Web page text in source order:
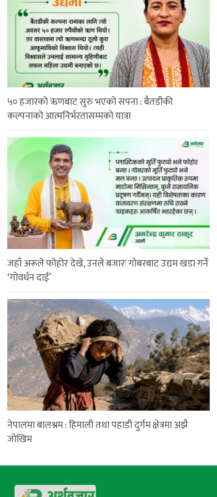
५० हजारको ऋणबाट सुरु भएको सपना : बैतडीकी
कल्पनाको आत्मनिर्भरतासम्मको यात्रा
जहाँ अरूले फोहोर देखे, उनले बजारः गोबरबाट उद्यम खडा गर्ने
‘गोवर्धन दाई’
नेपालमा बालश्रम : हिमाली तथा पहाडी दुर्गम क्षेत्रमा अझै
जोखिम